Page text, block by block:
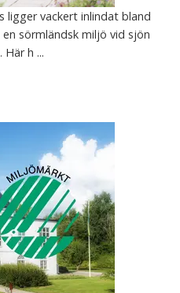
ligger vackert inlindat bland
sörmländsk miljö vid sjön
Här h ...